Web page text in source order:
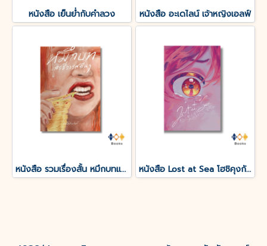
หนังสือ เย็นย่ำกับคำลวง หนังสือ อะเดไลน์ เจ้าหญิงเอลฟ์
หนังสือ รวมเรื่องสั้น หมึกบทและชีวารสอื่น ๆ หนังสือ Lost at Sea โฮชิคุงกับโมริคุงดูเหมือนจะหลงทาง